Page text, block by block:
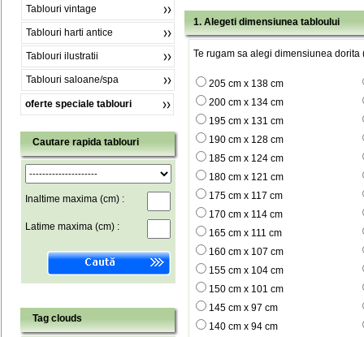
Tablouri vintage
Tablouri harti antice
Tablouri ilustratii
Tablouri saloane/spa
oferte speciale tablouri
Cautare rapida tablouri
Inaltime maxima (cm) :
Latime maxima (cm) :
Tag clouds
1. Alegeti dimensiunea tabloului
Te rugam sa alegi dimensiunea dorita
205 cm x 138 cm
200 cm x 134 cm
195 cm x 131 cm
190 cm x 128 cm
185 cm x 124 cm
180 cm x 121 cm
175 cm x 117 cm
170 cm x 114 cm
165 cm x 111 cm
160 cm x 107 cm
155 cm x 104 cm
150 cm x 101 cm
145 cm x 97 cm
140 cm x 94 cm